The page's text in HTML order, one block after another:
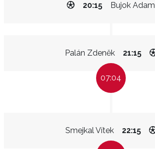
Bujok Adam
20:15
Palán Zdeněk 21:15
07:04
Smejkal Vítek 22:15